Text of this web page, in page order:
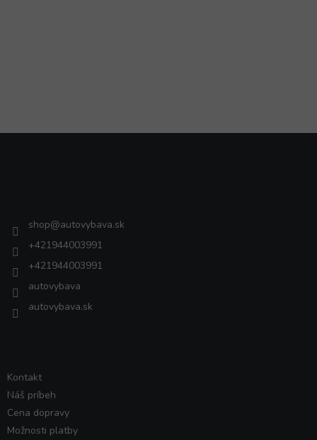
shop@autovybava.sk
+421944003991
+421944003991
autovybava
autovybava.sk
Kontakt
Náš príbeh
Cena dopravy
Možnosti platby